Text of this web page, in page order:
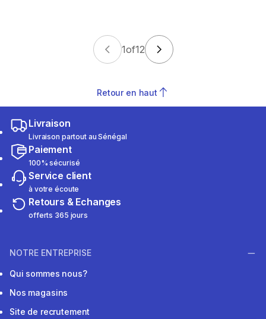
1of12
Retour en haut
Livraison
Livraison partout au Sénégal
Paiement
100% sécurisé
Service client
à votre écoute
Retours & Echanges
offerts 365 jours
NOTRE ENTREPRISE
Qui sommes nous?
Nos magasins
Site de recrutement